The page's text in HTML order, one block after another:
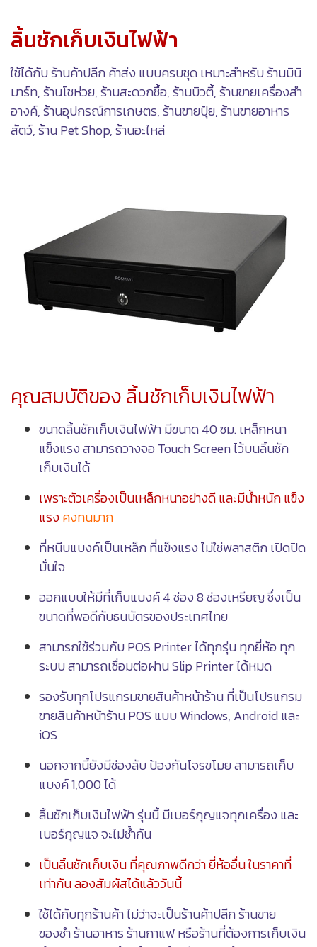
ลิ้นชักเก็บเงินไฟฟ้า
ใช้ได้กับ ร้านค้าปลีก ค้าส่ง แบบครบชุด เหมาะสำหรับ ร้านมินิ
มาร์ท, ร้านโชห่วย, ร้านสะดวกซื้อ, ร้านบิวตี้, ร้านขายเครื่องสำ
อางค์, ร้านอุปกรณ์การเกษตร, ร้านขายปุ๋ย, ร้านขายอาหาร
สัตว์, ร้าน Pet Shop, ร้านอะไหล่
คุณสมบัติของ ลิ้นชักเก็บเงินไฟฟ้า
ขนาดลิ้นชักเก็บเงินไฟฟ้า มีขนาด 40 ซม. เหล็กหนา
แข็งแรง สามารถวางจอ Touch Screen ไว้บนลิ้นชัก
เก็บเงินได้
เพราะตัวเครื่องเป็นเหล็กหนาอย่างดี และมีน้ำหนัก แข็ง
แรงคงทนมาก
ที่หนีบแบงค์เป็นเหล็ก ที่แข็งแรง ไม่ใช่พลาสติก เปิดปิด
มั่นใจ
ออกแบบให้มีที่เก็บแบงค์ 4 ช่อง 8 ช่องเหรียญ ซึ่งเป็น
ขนาดที่พอดีกับธนบัตรของประเทศไทย
สามารถใช้ร่วมกับ POS Printer ได้ทุกรุ่น ทุกยี่ห้อ ทุก
ระบบ สามารถเชื่อมต่อผ่าน Slip Printer ได้หมด
รองรับทุกโปรแกรมขายสินค้าหน้าร้าน ที่เป็นโปรแกรม
ขายสินค้าหน้าร้าน POS แบบ Windows, Android และ
iOS
นอกจากนี้ยังมีช่องลับ ป้องกันโจรขโมย สามารถเก็บ
แบงค์ 1,000 ได้
ลิ้นชักเก็บเงินไฟฟ้า รุ่นนี้ มีเบอร์กุญแจทุกเครื่อง และ
เบอร์กุญแจ จะไม่ซ้ำกัน
เป็นลิ้นชักเก็บเงิน ที่คุณภาพดีกว่า ยี่ห้ออื่น ในราคาที่
เท่ากัน ลองสัมผัสได้แล้ววันนี้
ใช้ได้กับทุกร้านค้า ไม่ว่าจะเป็นร้านค้าปลีก ร้านขาย
ของชำ ร้านอาหาร ร้านกาแฟ หรือร้านที่ต้องการเก็บเงิน